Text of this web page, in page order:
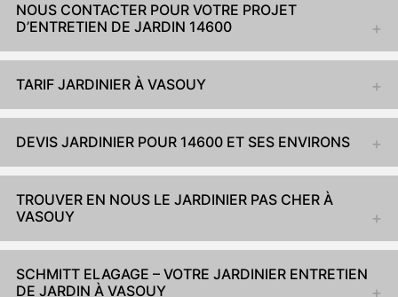
NOUS CONTACTER POUR VOTRE PROJET
D’ENTRETIEN DE JARDIN 14600
TARIF JARDINIER À VASOUY
DEVIS JARDINIER POUR 14600 ET SES ENVIRONS
TROUVER EN NOUS LE JARDINIER PAS CHER À
VASOUY
SCHMITT ELAGAGE – VOTRE JARDINIER ENTRETIEN
DE JARDIN À VASOUY